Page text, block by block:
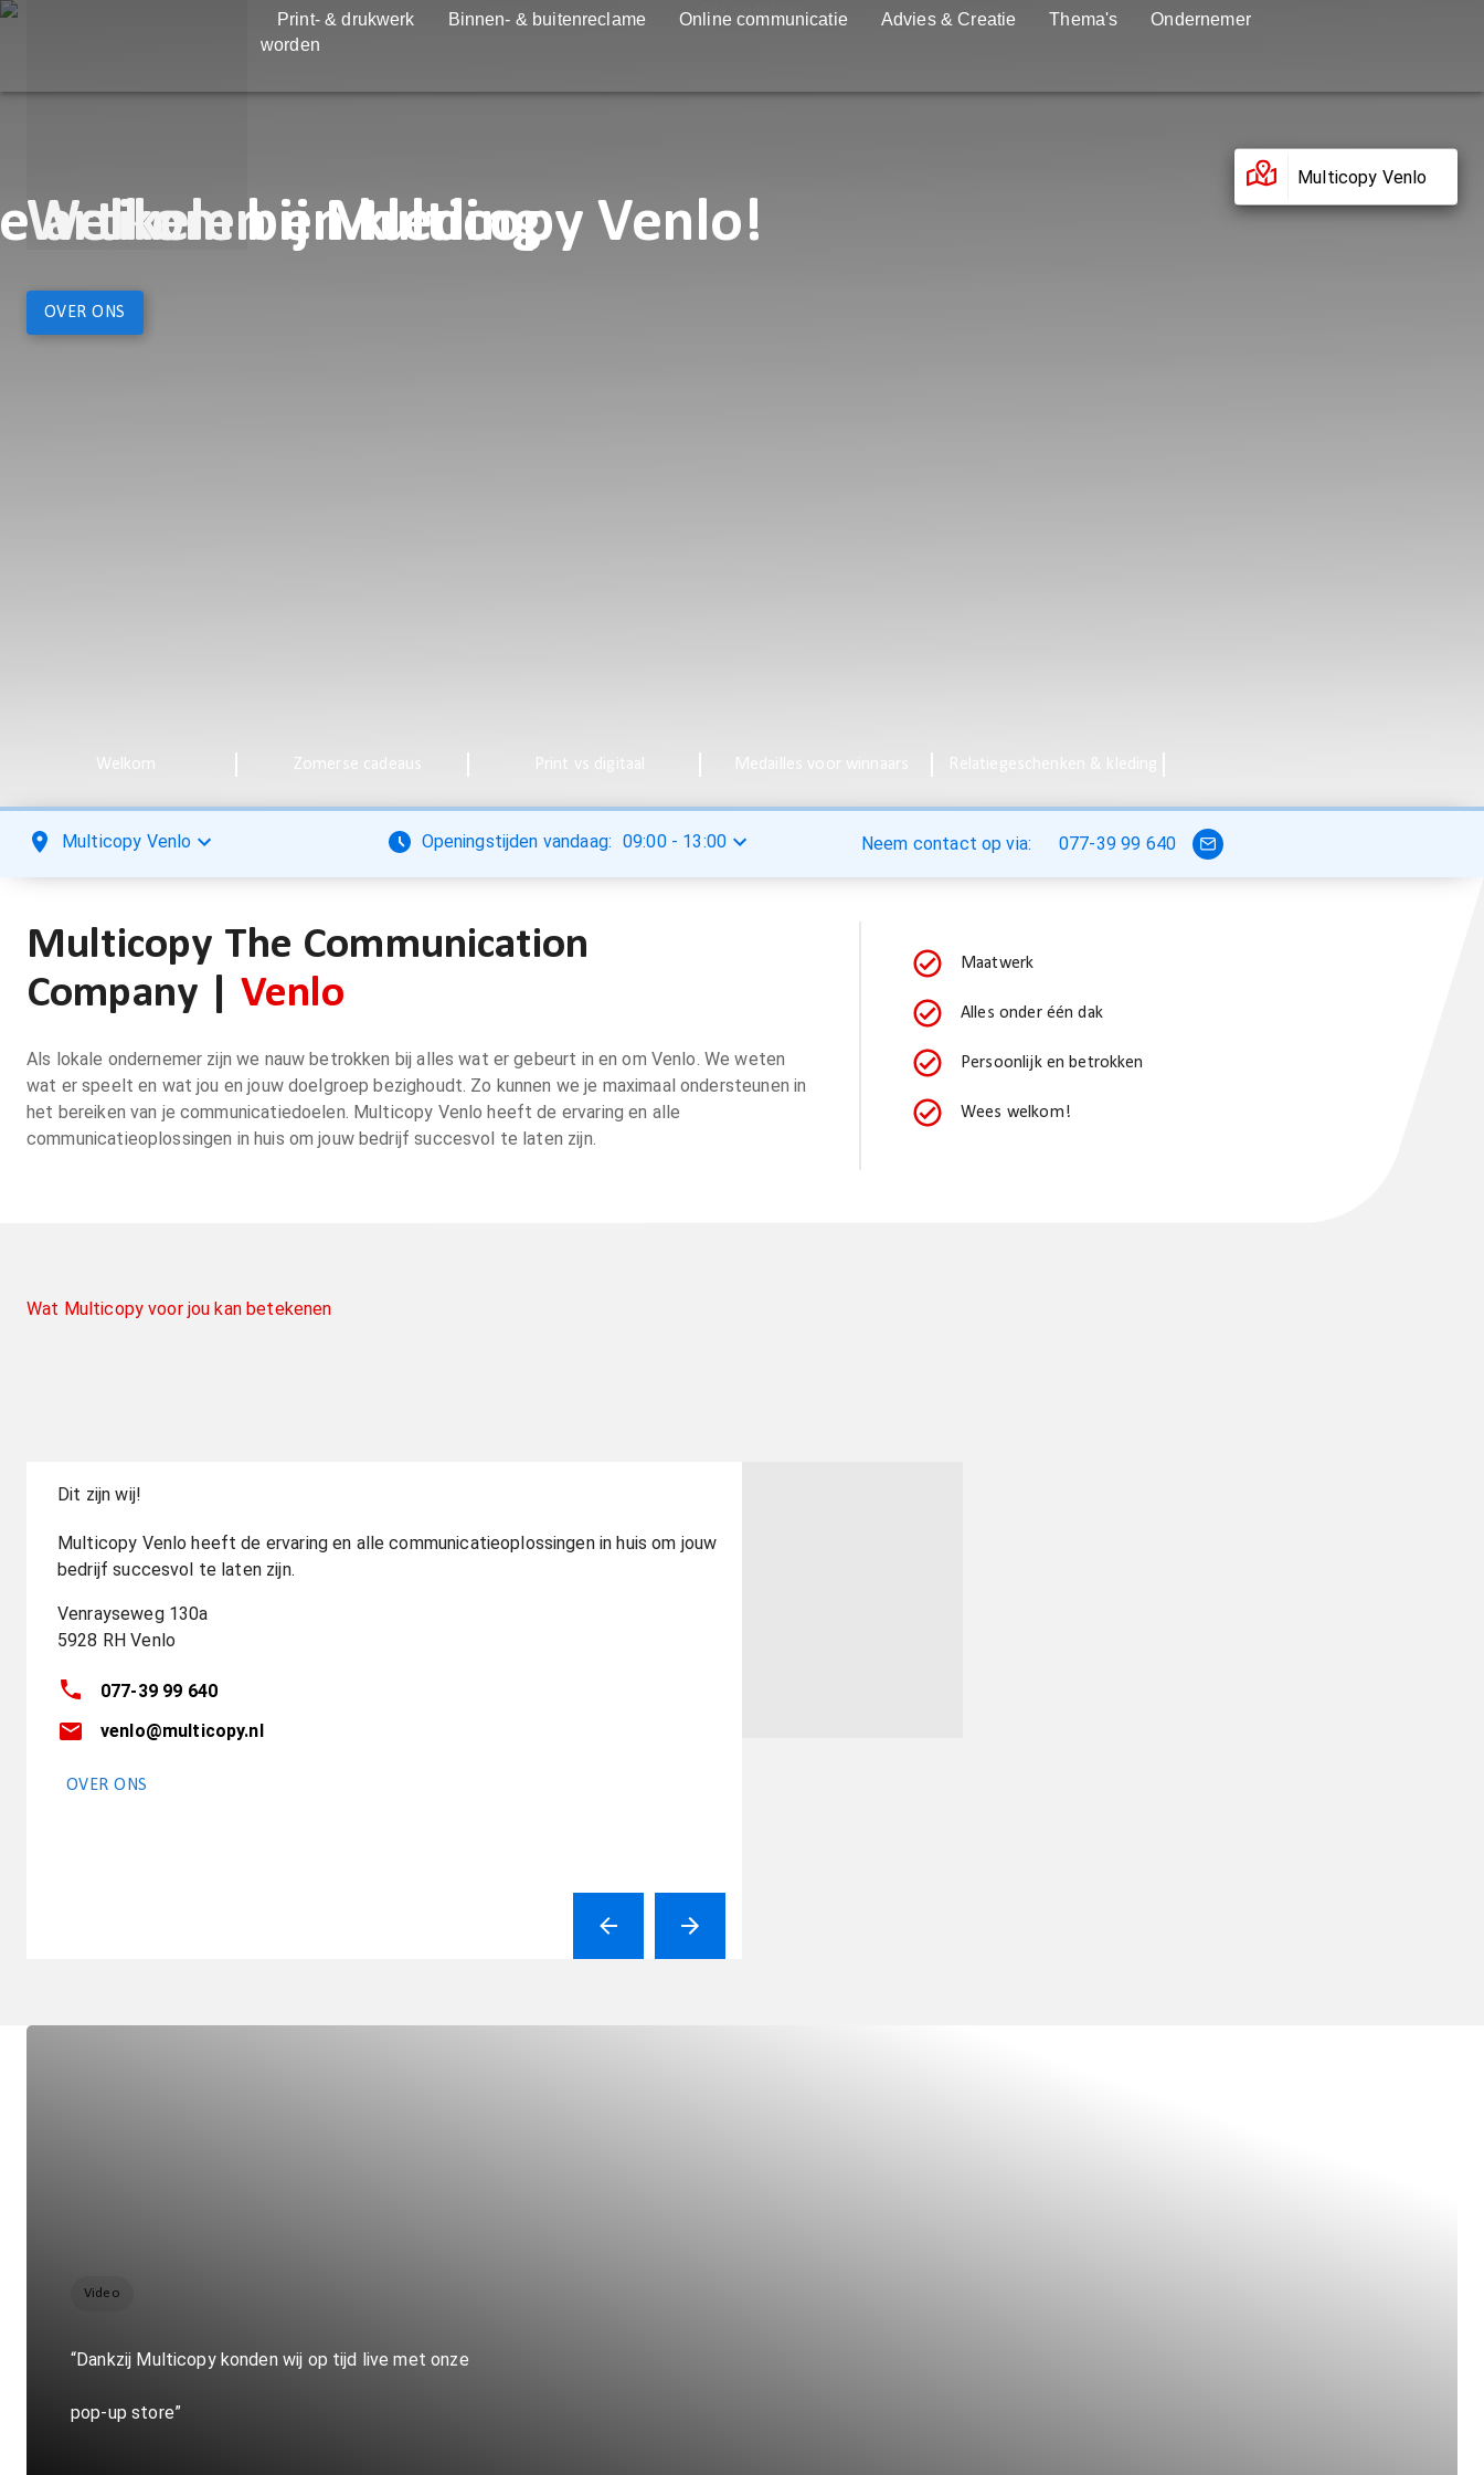
Print- & drukwerk Binnen- & buitenreclame Online communicatie Advies & Creatie Thema's
Ondernemer
worden
artikelen en kleding
Welkom bij Multicopy Venlo!
OVER ONS
Welkom Zomerse cadeaus Print vs digitaal Medailles voor winnaars Relatiegeschenken & kleding
Multicopy Venlo
Multicopy Venlo Openingstijden vandaag: 09:00- 13:00 Neem contact op via: 077-39 99 640
Multicopy The Communication
Company | Venlo
Als lokale ondernemer zijn we nauw betrokken bij alles wat er gebeurt in en om Venlo. We weten
wat er speelt en wat jou en jouw doelgroep bezighoudt. Zo kunnen we je maximaal ondersteunen in
het bereiken van je communicatiedoelen. Multicopy Venlo heeft de ervaring en alle
communicatieoplossingen in huis om jouw bedrijf succesvol te laten zijn.
Maatwerk
Alles onder één dak
Persoonlijk en betrokken
Wees welkom!
Wat Multicopy voor jou kan betekenen
Dit zijn wij!
Multicopy Venlo heeft de ervaring en alle communicatieoplossingen in huis om jouw
bedrijf succesvol te laten zijn.
Venrayseweg 130a
5928 RH Venlo
077-39 99 640
venlo@multicopy.nl
OVER ONS
Video
“Dankzij Multicopy konden wij op tijd live met onze
pop-up store”